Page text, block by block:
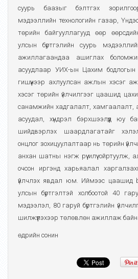
суурь баазыг бэлтгэх
мэдээллийн технологийн газар,
төрийн байгууллагууд өөр
улсын бүртгэлийн суурь
ажиллагаандаа ашиглах
асуудлаар УИХ-ын Цахим бодлогын
гишүүнээр ахлуулсан ажлын хэсэг
хэсэг төрийн үйлчилгээг цаашид
санамжийн хадгалалт, хамгаалалт,
асуудал, хүндрэл бэрхшээлүүд юу
шийдвэрлэх шаардлагатайг
онцлог зохицуулалтаар нь төрийн
анхан шатны нэгж рүү илүү
очсон иргэнд харьяалал
үйлчлэх явдал юм. Иймээс цаашид
улсын бүртгэлтэй холбоотой 40
мэдээлэл, 80 гаруй бүртгэлийн
шилжүүлэхээр төлөвлөн ажиллаж
өдрийн сонин